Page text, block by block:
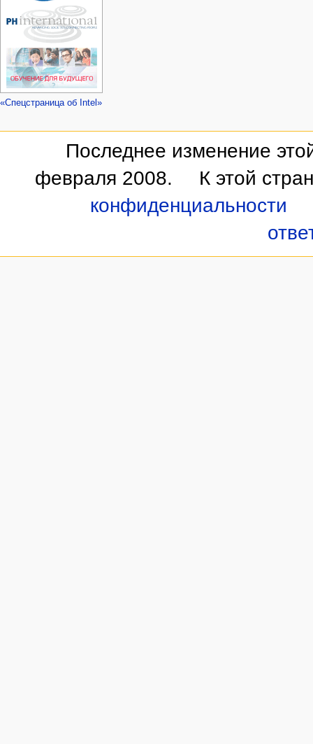
«Спецстраница об Intel»
Последнее изменение
февраля 2008.
К этой
конфиденциальности